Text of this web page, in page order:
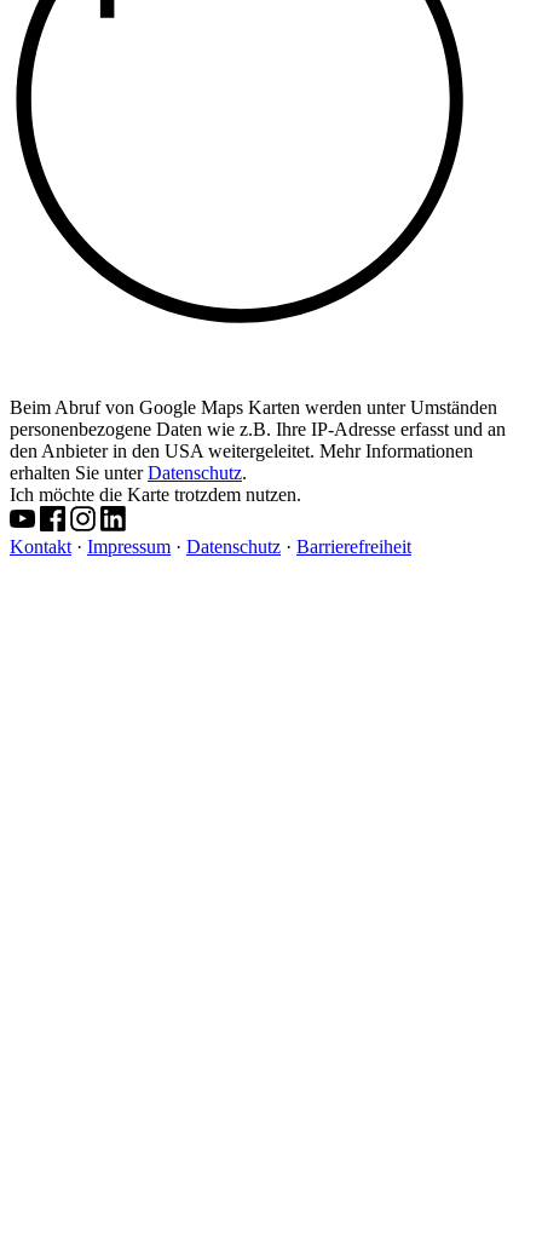
Beim Abruf von Google Maps Karten werden unter Umständen
personenbezogene Daten wie z.B. Ihre IP-Adresse erfasst und an
den Anbieter in den USA weitergeleitet. Mehr Informationen
erhalten Sie unterDatenschutz.
Ich möchte die Karte trotzdem nutzen.
Kontakt · Impressum · Datenschutz · Barrierefreiheit